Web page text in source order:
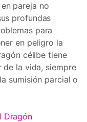
pareja no
profundas
para
en peligro la
célibe tiene
la vida, siempre
sumisión parcial o
Dragón